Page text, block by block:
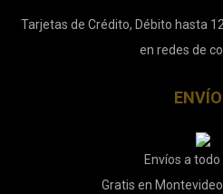
Tarjetas de Crédito, Débito hasta
en redes de
Envíos a todo
Gratis en